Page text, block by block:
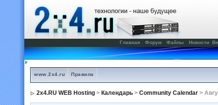
Главная Форум Файлы Новости
www.2x4.ru Правила
2x4.RU WEB Hosting > Календарь > Community Calendar >